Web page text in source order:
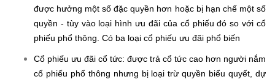
được hưởng một số đặc quyền hơn hoặc bị hạn chế một số
quyền - tùy vào loại hình ưu đãi của cổ phiếu đó so với cổ
phiếu phổ thông. Có ba loại cổ phiếu ưu đãi phổ biến
Cổ phiếu ưu đãi cổ tức: được trả cổ tức cao hơn người nắm
cổ phiếu phổ thông nhưng bị loại trừ quyền biểu quyết, dự